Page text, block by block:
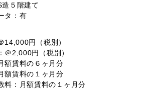
造５階建て
タ：有
14,000円（税別）
＠2,000円（税別）
額賃料の６ヶ月分
額賃料の１ヶ月分
料：月額賃料の１ヶ月分